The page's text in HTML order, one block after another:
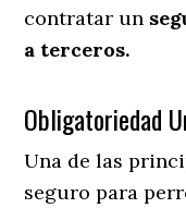
contratar un
a terceros.
Obligatoriedad
Una de las
seguro para